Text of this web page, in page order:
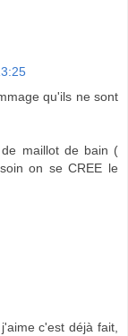
qu'ils ne sont
maillot de bain (
on se CREE le
c'est déjà fait,